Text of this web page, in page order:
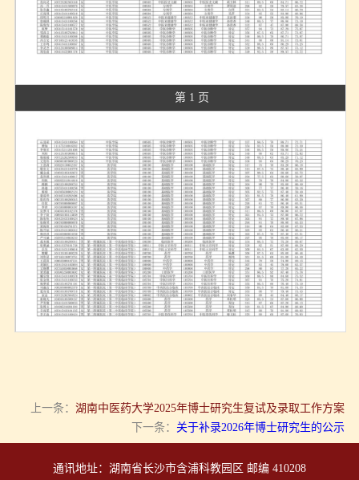
第 1 页
上一条：湖南中医药大学2025年博士研究生复试及录取工作方案
下一条： 关于补录2026年博士研究生的公示
通讯地址：湖南省长沙市含浦科教园区 邮编 410208